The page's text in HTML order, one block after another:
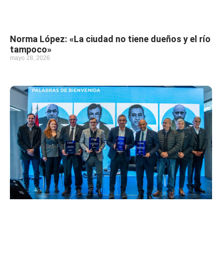
Norma López: «La ciudad no tiene dueños y el río
tampoco»
mayo 28, 2026